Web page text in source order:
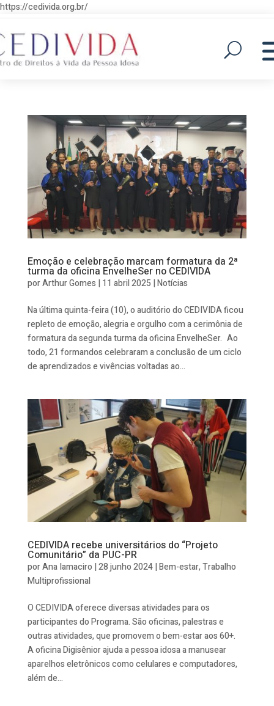
https://cedivida.org.br/
Emoção e celebração marcam formatura da 2ª
turma da oficina EnvelheSer no CEDIVIDA
porArthur Gomes |11 abril 2025 |Notícias
Na última quinta-feira (10), o auditório do CEDIVIDA ficou
repleto de emoção, alegria e orgulho com a cerimônia de
formatura da segunda turma da oficina EnvelheSer. Ao
todo, 21 formandos celebraram a conclusão de um ciclo
de aprendizados e vivências voltadas ao...
CEDIVIDA recebe universitários do “Projeto
Comunitário” da PUC-PR
porAna Iamaciro |28 junho 2024|Bem-estar,Trabalho
Multiprofissional
O CEDIVIDA oferece diversas atividades para os
participantes do Programa. São oficinas, palestras e
outras atividades, que promovem o bem-estar aos 60+.
A oficina Digisênior ajuda a pessoa idosa a manusear
aparelhos eletrônicos como celulares e computadores,
além de...